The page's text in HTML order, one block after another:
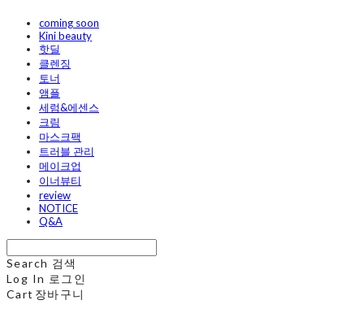
coming soon
Kini beauty
핫딜
클렌징
토너
앰플
세럼&에센스
크림
마스크팩
트러블 관리
메이크업
이너뷰티
review
NOTICE
Q&A
Search 검색
Log In 로그인
Cart 장바구니